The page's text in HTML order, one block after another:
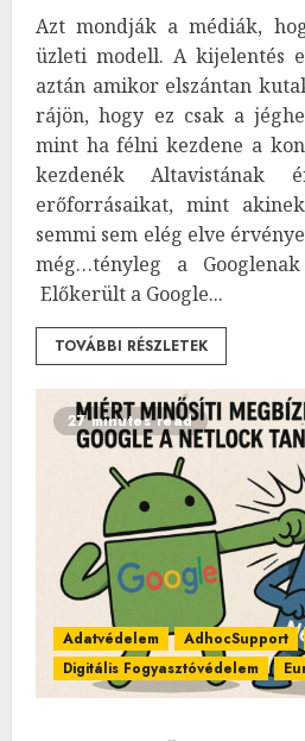
Azt mondják a médiák,
üzleti modell. A kijelentés
aztán amikor elszántan
rájön, hogy ez csak a
mint ha félni kezdene a
kezdenék Altavistának
erőforrásaikat, mint
semmi sem elég elve
még…tényleg a
Előkerült a Google...
TOVÁBBI RÉSZLETEK
27 minutes read
Adatvédelem AdhocSupport
Digitális Fogyasztóvédelem